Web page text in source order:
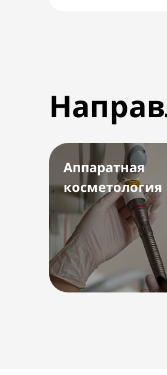
Аппаратная
косметология